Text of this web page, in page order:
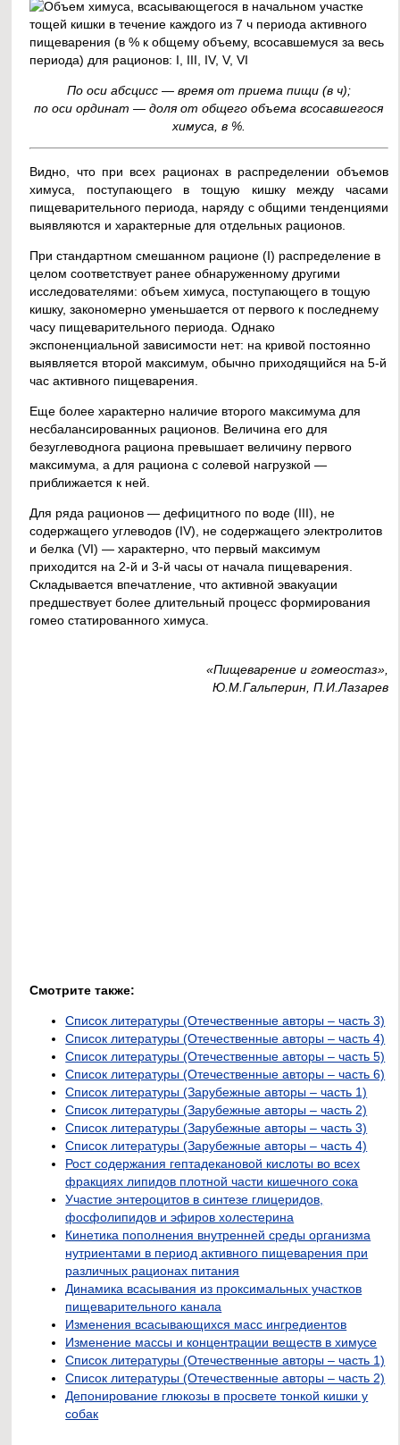
По оси абсцисс — время от приема пищи (в ч);
по оси ординат — доля от общего объема всосавшегося
химуса, в %.
Видно, что при всех рационах в распределении объемов
химуса, поступающего в тощую кишку между часами
пищеварительного периода, наряду с общими тенденциями
выявляются и характерные для отдельных рационов.
При стандартном смешанном рационе (I) распределение в
целом соответствует ранее обнаруженному другими
исследователями: объем химуса, поступающего в тощую
кишку, закономерно уменьшается от первого к последнему
часу пищеварительного периода. Однако
экспоненциальной зависимости нет: на кривой постоянно
выявляется второй максимум, обычно приходящийся на 5-й
час активного пищеварения.
Еще более характерно наличие второго максимума для
несбалансированных рационов. Величина его для
безуглеводнога рациона превышает величину первого
максимума, а для рациона с солевой нагрузкой —
приближается к ней.
Для ряда рационов — дефицитного по воде (III), не
содержащего углеводов (IV), не содержащего электролитов
и белка (VI) — характерно, что первый максимум
приходится на 2-й и 3-й часы от начала пищеварения.
Складывается впечатление, что активной эвакуации
предшествует более длительный процесс формирования
гомео статированного химуса.
«Пищеварение и гомеостаз»,
Ю.М.Гальперин, П.И.Лазарев
Смотрите также:
Список литературы (Отечественные авторы – часть 3)
Список литературы (Отечественные авторы – часть 4)
Список литературы (Отечественные авторы – часть 5)
Список литературы (Отечественные авторы – часть 6)
Список литературы (Зарубежные авторы – часть 1)
Список литературы (Зарубежные авторы – часть 2)
Список литературы (Зарубежные авторы – часть 3)
Список литературы (Зарубежные авторы – часть 4)
Рост содержания гептадекановой кислоты во всех
фракциях липидов плотной части кишечного сока
Участие энтероцитов в синтезе глицеридов,
фосфолипидов и эфиров холестерина
Кинетика пополнения внутренней среды организма
нутриентами в период активного пищеварения при
различных рационах питания
Динамика всасывания из проксимальных участков
пищеварительного канала
Изменения всасывающихся масс ингредиентов
Изменение массы и концентрации веществ в химусе
Список литературы (Отечественные авторы – часть 1)
Список литературы (Отечественные авторы – часть 2)
Депонирование глюкозы в просвете тонкой кишки у
собак